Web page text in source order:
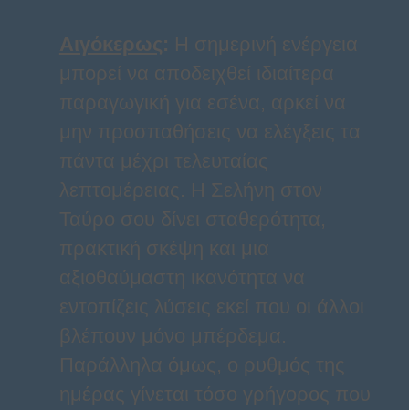
Αιγόκερως: Η σημερινή ενέργεια
μπορεί να αποδειχθεί ιδιαίτερα
παραγωγική για εσένα, αρκεί να
μην προσπαθήσεις να ελέγξεις τα
πάντα μέχρι τελευταίας
λεπτομέρειας. Η Σελήνη στον
Ταύρο σου δίνει σταθερότητα,
πρακτική σκέψη και μια
αξιοθαύμαστη ικανότητα να
εντοπίζεις λύσεις εκεί που οι άλλοι
βλέπουν μόνο μπέρδεμα.
Παράλληλα όμως, ο ρυθμός της
ημέρας γίνεται τόσο γρήγορος που